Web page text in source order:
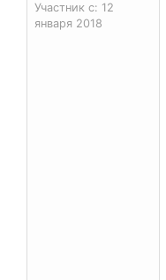
Участник с: 12
января 2018